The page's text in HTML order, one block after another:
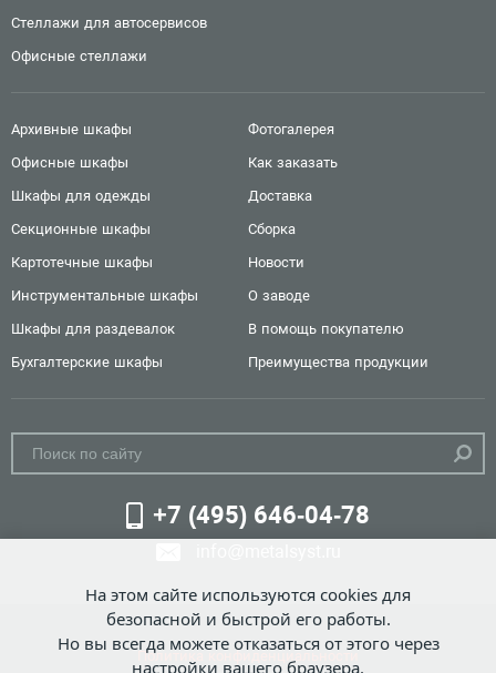
Стеллажи для автосервисов
Офисные стеллажи
Архивные шкафы
Офисные шкафы
Шкафы для одежды
Секционные шкафы
Картотечные шкафы
Инструментальные шкафы
Шкафы для раздевалок
Бухгалтерские шкафы
Фотогалерея
Как заказать
Доставка
Сборка
Новости
О заводе
В помощь покупателю
Преимущества продукции
+7 (495) 646-04-78
Политика конфиденциальности
На этом сайте используются cookies для
безопасной и быстрой его работы.
Но вы всегда можете отказаться от этого через
настройки вашего браузера.